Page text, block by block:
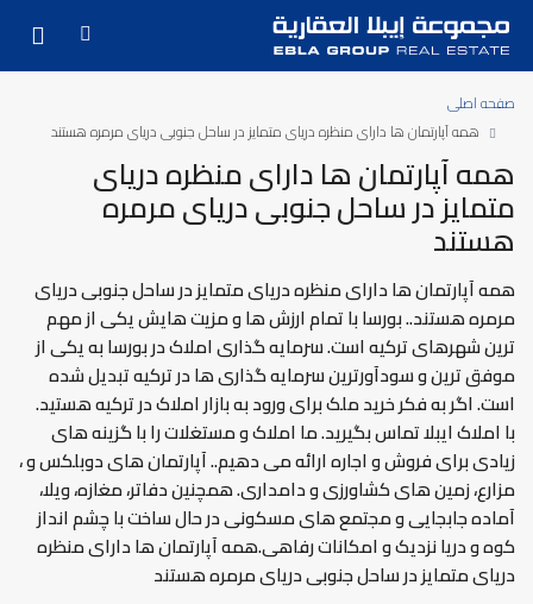
صفحه اصلی
همه آپارتمان ها دارای منظره دریای متمایز در ساحل جنوبی دریای مرمره هستند
همه آپارتمان ها دارای منظره دریای
متمایز در ساحل جنوبی دریای مرمره
هستند
همه آپارتمان ها دارای منظره دریای متمایز در ساحل جنوبی دریای
مرمره هستند.. بورسا با تمام ارزش ها و مزیت هایش یکی از مهم
ترین شهرهای ترکیه است. سرمایه گذاری املاک در بورسا به یکی از
موفق ترین و سودآورترین سرمایه گذاری ها در ترکیه تبدیل شده
است. اگر به فکر خرید ملک برای ورود به بازار املاک در ترکیه هستید.
با املاک ایبلا تماس بگیرید. ما املاک و مستغلات را با گزینه های
زیادی برای فروش و اجاره ارائه می دهیم.. آپارتمان های دوبلکس و ،
مزارع، زمین های کشاورزی و دامداری. همچنین دفاتر، مغازه، ویلا،
آماده جابجایی و مجتمع های مسکونی در حال ساخت با چشم انداز
کوه و دریا نزدیک و امکانات رفاهی.همه آپارتمان ها دارای منظره
دریای متمایز در ساحل جنوبی دریای مرمره هستند